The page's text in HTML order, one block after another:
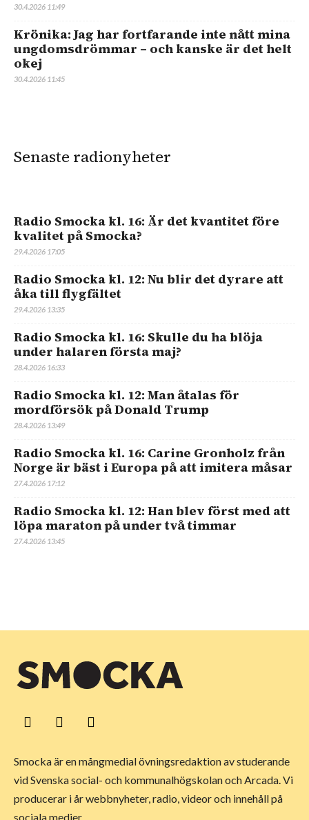
30.4.2026 11:49
Krönika: Jag har fortfarande inte nått mina
ungdomsdrömmar – och kanske är det helt
okej
30.4.2026 11:45
Senaste radionyheter
Radio Smocka kl. 16: Är det kvantitet före
kvalitet på Smocka?
29.4.2026 17:05
Radio Smocka kl. 12: Nu blir det dyrare att
åka till flygfältet
29.4.2026 13:35
Radio Smocka kl. 16: Skulle du ha blöja
under halaren första maj?
28.4.2026 16:33
Radio Smocka kl. 12: Man åtalas för
mordförsök på Donald Trump
28.4.2026 13:49
Radio Smocka kl. 16: Carine Gronholz från
Norge är bäst i Europa på att imitera måsar
27.4.2026 17:12
Radio Smocka kl. 12: Han blev först med att
löpa maraton på under två timmar
27.4.2026 13:45
Smocka är en mångmedial övningsredaktion av studerande
vid Svenska social- och kommunalhögskolan och Arcada. Vi
producerar i år webbnyheter, radio, videor och innehåll på
sociala medier.